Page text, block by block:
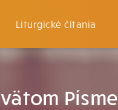
Liturgické čítania
Písme